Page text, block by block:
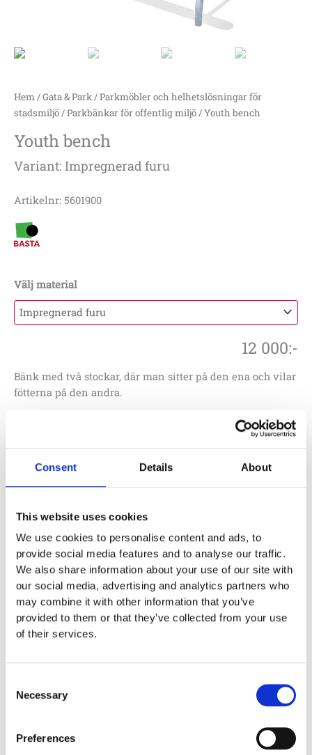
Consent Details About
This website uses cookies
We use cookies to personalise content and ads, to
provide social media features and to analyse our traffic.
We also share information about your use of our site with
our social media, advertising and analytics partners who
may combine it with other information that you’ve
provided to them or that they’ve collected from your use
of their services.
Selection
Necessary
Preferences
Hem/Gata & Park/Parkmöbler och helhetslösningar för
stadsmiljö/Parkbänkar för offentlig miljö/ Youth bench
Youth bench
Variant: Impregnerad furu
Artikelnr: 5601900
Välj material
12 000:-
Bänk med två stockar, där man sitter på den ena och vilar
fötterna på den andra.
Lägg till i offertförfrågan
Artikelnr:5601900
Specifikationer
1.6 x 0.62 x 0.85 m
0.85 m
3.48 x 4.6 m